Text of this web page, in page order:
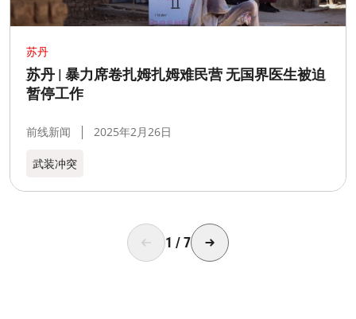
苏丹
苏丹 | 暴力席卷扎姆扎姆难民营 无国界医生被迫
暂停工作
前线新闻 2025年2月26日
武装冲突
1 /7